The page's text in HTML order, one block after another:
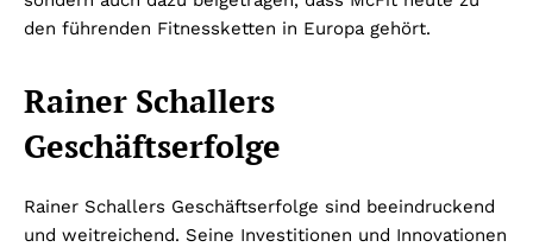
den führenden Fitnessketten in Europa gehört.
Rainer Schallers
Geschäftserfolge
Rainer Schallers Geschäftserfolge sind beeindruckend
und weitreichend. Seine Investitionen und Innovationen